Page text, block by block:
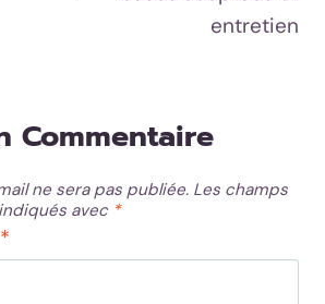
entretien
Commentaire
ne sera pas publiée. Les champs
avec *
*